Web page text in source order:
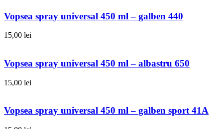
Vopsea spray universal 450 ml – galben 440
15,00 lei
Vopsea spray universal 450 ml – albastru 650
15,00 lei
Vopsea spray universal 450 ml – galben sport 41A